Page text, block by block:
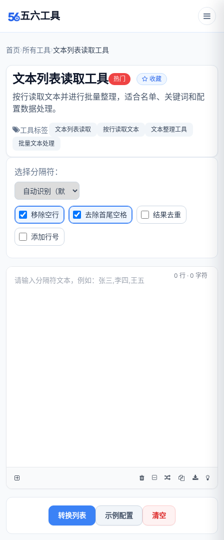
五六工具
首页 所有工具 文本列表读取工具
文本列表读取工具 热门 收藏
按行读取文本并进行批量整理，适合名单、关键词和配
置数据处理。
工具标签 文本列表读取 按行读取文本
文本整理工具
批量文本处理
选择分隔符：
移除空行 去除首尾空格 结果去重
添加行号
0 行 · 0 字符
转换列表 示例配置 清空